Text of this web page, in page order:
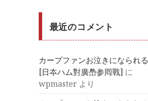
最近のコメント
カープファンお泣きになられる
[日夲ハム對廣㠀参囘戰] に
wpmaster より